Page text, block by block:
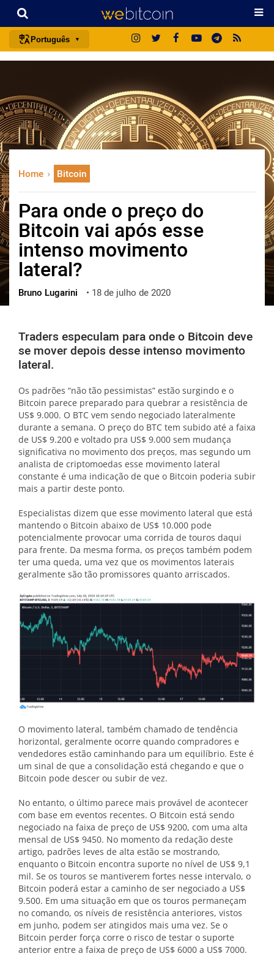
Português
español
français
italiano
日本語
русский
한국어
العربية
ไทย
ქართული
vietnamese
Home Bitcoin
Para onde o preço do
Bitcoin vai após esse
intenso movimento
lateral?
Bruno Lugarini • 18 de julho de 2020
Traders especulam para onde o Bitcoin deve
se mover depois desse intenso movimento
lateral.
Os padrões “não tão pessimistas” estão surgindo e o
Bitcoin parece preparado para quebrar a resistência de
US$ 9.000. O BTC vem sendo negociado lateralmente
durante a semana. O preço do BTC tem subido até a faixa
de US$ 9.200 e voltado pra US$ 9.000 sem mudança
significativa no movimento dos preços, mas segundo um
analista de criptomoedas esse movimento lateral
constante é uma indicação de que o Bitcoin poderia subir
mais a partir deste ponto.
Especialistas dizem que esse movimento lateral que está
mantendo o Bitcoin abaixo de US$ 10.000 pode
potencialmente provocar uma corrida de touros daqui
para frente. Da mesma forma, os preços também podem
ter uma queda, uma vez que os movimentos laterais
geralmente são tão promissores quanto arriscados.
O movimento lateral, também chamado de tendência
horizontal, geralmente ocorre quando compradores e
vendedores estão caminhando para um equilíbrio. Este é
um sinal de que a consolidação está chegando e que o
Bitcoin pode descer ou subir de vez.
No entanto, o último parece mais provável de acontecer
com base em eventos recentes. O Bitcoin está sendo
negociado na faixa de preço de US$ 9200, com uma alta
mensal de US$ 9450. No momento da redação deste
artigo, padrões leves de alta estão se mostrando,
enquanto o Bitcoin encontra suporte no nível de US$ 9,1
mil. Se os touros se mantiverem fortes nesse intervalo, o
Bitcoin poderá estar a caminho de ser negociado a US$
9.500. Em uma situação em que os touros permaneçam
no comando, os níveis de resistência anteriores, vistos
em junho, podem ser atingidos mais uma vez. Se o
Bitcoin perder força corre o risco de testar o suporte
anterior entre a faixa de preço de US$ 6000 a US$ 7000.